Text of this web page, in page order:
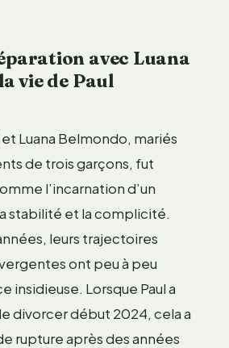
avec Luana
vie de Paul
Luana Belmondo, mariés
de trois garçons, fut
l’incarnation d’un
stabilité et la complicité.
leurs trajectoires
ont peu à peu
insidieuse. Lorsque Paul a
divorcer début 2024, cela a
rupture après des années